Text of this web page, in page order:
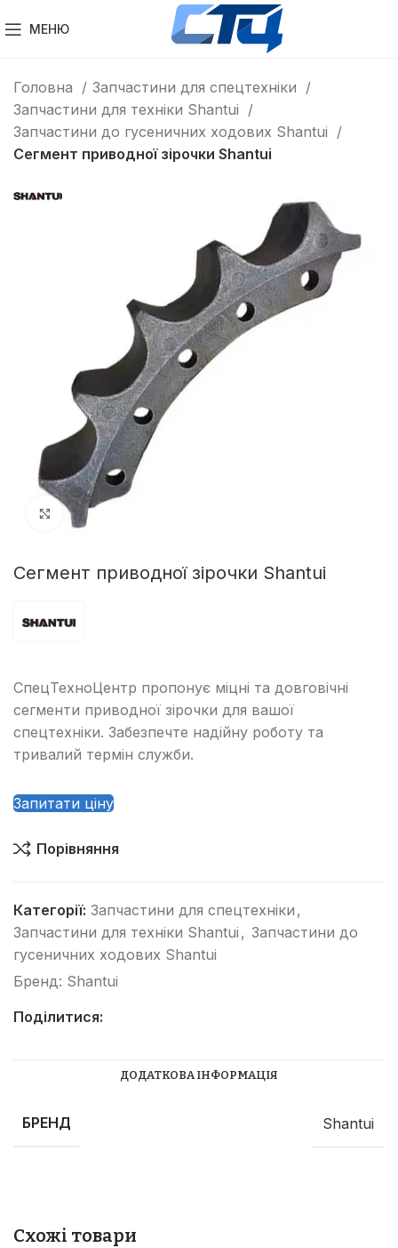
МЕНЮ
Головна
Запчастини для спецтехніки
Запчастини для техніки Shantui
Запчастини до гусеничних ходових Shantui
Сегмент приводної зірочки Shantui
Клацніть, щоб збільшити
Сегмент приводної зірочки Shantui
СпецТехноЦентр пропонує міцні та довговічні
сегменти приводної зірочки для вашої
спецтехніки. Забезпечте надійну роботу та
тривалий термін служби.
Запитати ціну
Порівняння
Категорії: Запчастини для спецтехніки ,
Запчастини для техніки Shantui , Запчастини до
гусеничних ходових Shantui
Бренд: Shantui
Поділитися:
ДОДАТКОВА ІНФОРМАЦІЯ
БРЕНД Shantui
Схожі товари